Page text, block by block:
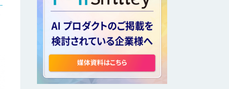
CATS
comipro AI